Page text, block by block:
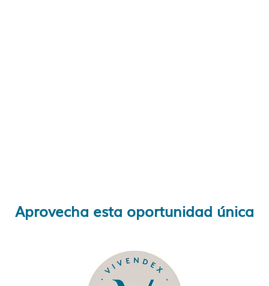
Aprovecha esta oportunidad única